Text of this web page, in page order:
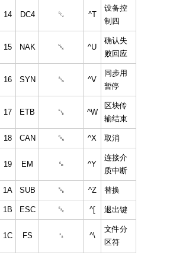
14 DC4 ␔ ^T
设备控
制四
15 NAK ␕ ^U
确认失
败回应
16 SYN ␖ ^V
同步用
暂停
17 ETB ␗ ^W
区块传
输结束
18 CAN ␘ ^X 取消
19 EM ␙ ^Y
连接介
质中断
1A SUB ␚ ^Z 替换
1B ESC ␛ ^[ 退出键
1C FS ␜ ^\
文件分
区符